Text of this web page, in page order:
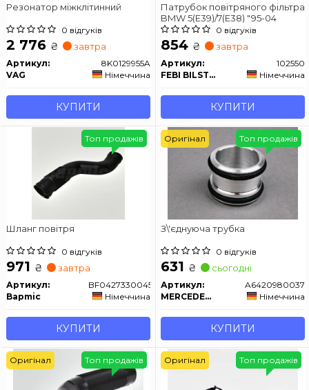
Резонатор міжклітинний
0 відгуків
2 776 ₴ завтра
Артикул:
8K0129955A
VAG
Німеччина
КУПИТИ
Патрубок повітряного фільтра
BMW 5(E39)/7(E38) "95-04
0 відгуків
854 ₴ завтра
Артикул:
102550
FEBI BILSTEIN
Німеччина
КУПИТИ
Шланг повітря
0 відгуків
971 ₴ завтра
Артикул:
BF0427330045
Bapmic
Німеччина
КУПИТИ
Топ продажів
З\'єднуюча трубка
0 відгуків
631 ₴ сьогодні
Артикул:
A6420980037
MERCEDES-BENZ
Німеччина
КУПИТИ
Топ продажів
Оригінал
Топ продажів
Оригінал Топ продажів
Оригінал